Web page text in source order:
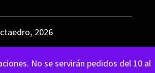
No se servirán pedidos del 10 al
2026